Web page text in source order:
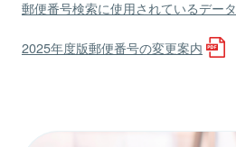
郵便番号検索に使用されているデー
2025年度版郵便番号の変更案内